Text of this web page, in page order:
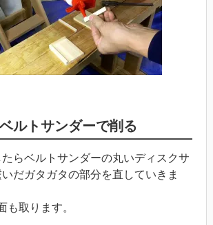
ルトサンダーで削る
らベルトサンダーの丸いディスクサ
だガタガタの部分を直していきま
も取ります。